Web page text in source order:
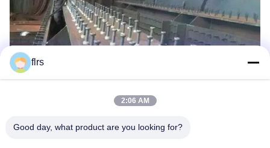
flrs
2:06 AM
Good day, what product are you looking for?